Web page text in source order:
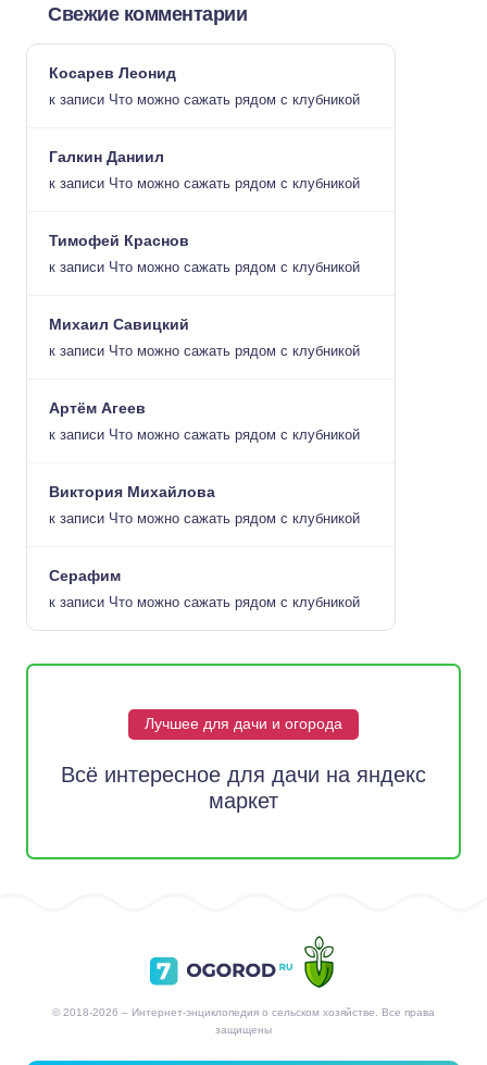
Свежие комментарии
Косарев Леонид
к записи Что можно сажать рядом с клубникой
Галкин Даниил
к записи Что можно сажать рядом с клубникой
Тимофей Краснов
к записи Что можно сажать рядом с клубникой
Михаил Савицкий
к записи Что можно сажать рядом с клубникой
Артём Агеев
к записи Что можно сажать рядом с клубникой
Виктория Михайлова
к записи Что можно сажать рядом с клубникой
Серафим
к записи Что можно сажать рядом с клубникой
Лучшее для дачи и огорода
Всё интересное для дачи на яндекс
маркет
© 2018-2026 – Интернет-энциклопедия о сельском хозяйстве. Все права
защищены